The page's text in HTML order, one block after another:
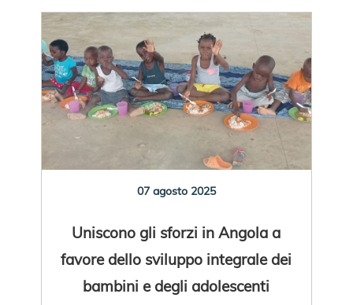
07 agosto 2025
Uniscono gli sforzi in Angola a
favore dello sviluppo integrale dei
bambini e degli adolescenti